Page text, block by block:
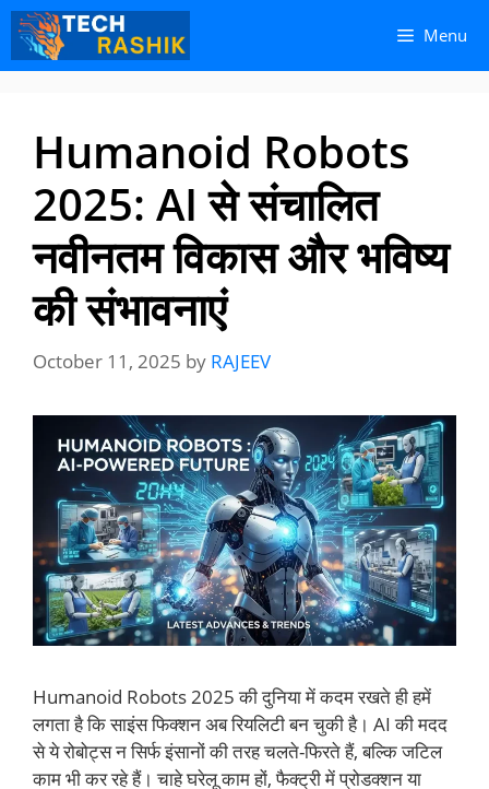
Skip
content
Skip
content
Menu
Humanoid Robots
2025: AI से संचालित
नवीनतम विकास और भविष्य
की संभावनाएं
October 11, 2025 by RAJEEV
Humanoid Robots 2025 की दुनिया में कदम रखते ही हमें
लगता है कि साइंस फिक्शन अब रियलिटी बन चुकी है। AI की मदद
से ये रोबोट्स न सिर्फ इंसानों की तरह चलते-फिरते हैं, बल्कि जटिल
काम भी कर रहे हैं। चाहे घरेलू काम हों, फैक्ट्री में प्रोडक्शन या